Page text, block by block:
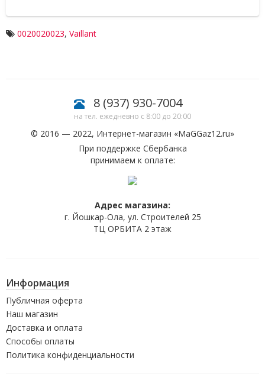
0020020023, Vaillant
8 (937) 930-7004
на тел. ежедневно с 8:00 до 20:00
© 2016 — 2022, Интернет-магазин «MaGGaz12.ru»
При поддержке Сбербанка
принимаем к оплате:
Адрес магазина:
г. Йошкар-Ола, ул. Строителей 25
ТЦ ОРБИТА 2 этаж
Информация
Публичная оферта
Наш магазин
Доставка и оплата
Способы оплаты
Политика конфиденциальности